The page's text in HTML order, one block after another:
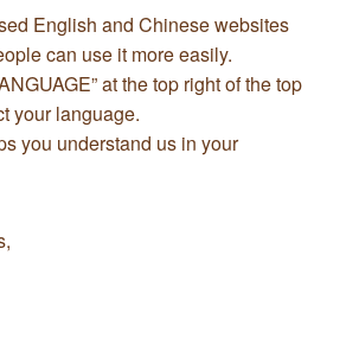
English and Chinese websites
can use it more easily.
at the top right of the top
your language.
you understand us in your